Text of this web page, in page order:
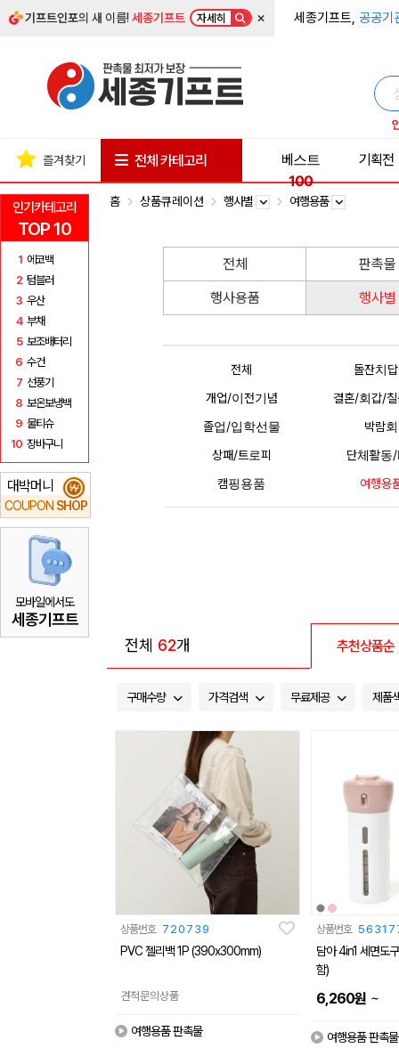
기프트인포의 새 이름!세종기프트 자세히 × 세종기프트, 공공기
인기카테고리
TOP 10
1 에코백
2 텀블러
3 우산
4 부채
5 보조배터리
6 수건
7 선풍기
8 보온보냉백
9 물티슈
10 장바구니
대박머니
COUPON SHOP
₩
모바일에서도
세종기프트
즐겨찾기 전체 카테고리
베스트
100
기획전
홈 상품큐레이션 행사별 여행용품
전체
판촉물
행사용품
행사별
전체
돌잔치
개업/이전기념
결혼/회갑/칠
졸업/입학선물
박람회
상패/트로피
단체활동
캠핑용품
여행용
전체 62개 추천상품순
구매수량 가격검색 무료제공 제품
상품번호 720739
PVC 젤리백 1P (390x300mm)
견적문의상품
여행용품 판촉물
상품번호
담아 4in1 세면도
함)
6,260원 ~
여행용품 판촉물